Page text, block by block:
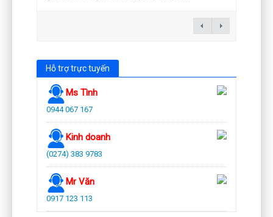
Hỗ trợ trực tuyến
Ms Tình
0944 067 167
Kinh doanh
(0274) 383 9783
Mr Văn
0917 123 113